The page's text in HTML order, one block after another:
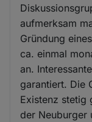
aufmerksam
Gründung
ca. einmal
an.
garantiert. Die
Existenz stetig
der Neuburger